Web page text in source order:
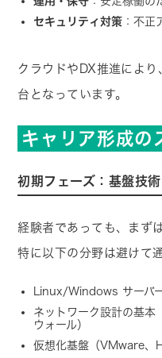
セキュリティ対策 ：不正
クラウドやDX推進によ
台となっています。
キャリア形成の
初期フェーズ：基盤技
経験者であっても、まず
特に以下の分野は避けて
Linux/Windows サーバ
ネットワーク設計の基本
ウォール）
仮想化基盤（VMware、